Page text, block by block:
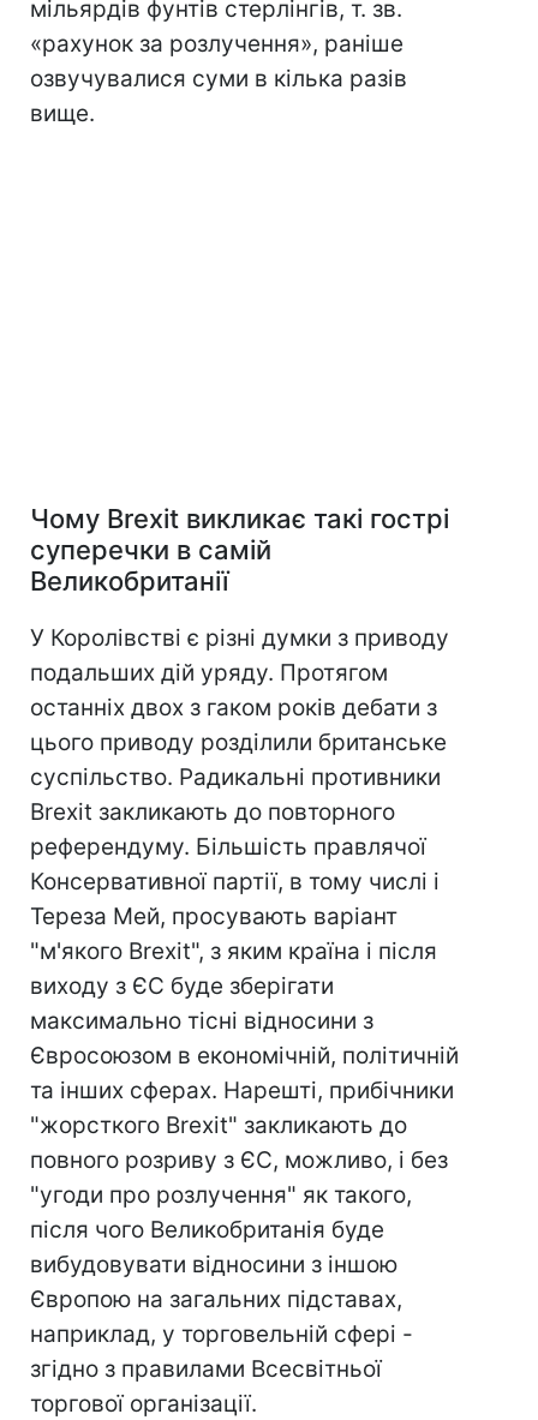
мільярдів фунтів стерлінгів, т. зв.
«рахунок за розлучення», раніше
озвучувалися суми в кілька разів
вище.
Чому Brexit викликає такі гострі
суперечки в самій
Великобританії
У Королівстві є різні думки з приводу
подальших дій уряду. Протягом
останніх двох з гаком років дебати з
цього приводу розділили британське
суспільство. Радикальні противники
Brexit закликають до повторного
референдуму. Більшість правлячої
Консервативної партії, в тому числі і
Тереза Мей, просувають варіант
"м'якого Brexit", з яким країна і після
виходу з ЄС буде зберігати
максимально тісні відносини з
Євросоюзом в економічній, політичній
та інших сферах. Нарешті, прибічники
"жорсткого Brexit" закликають до
повного розриву з ЄС, можливо, і без
"угоди про розлучення" як такого,
після чого Великобританія буде
вибудовувати відносини з іншою
Європою на загальних підставах,
наприклад, у торговельній сфері -
згідно з правилами Всесвітньої
торгової організації.